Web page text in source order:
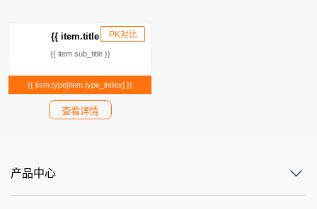
已添加
PK对比
{{ item.title }}
{{ item.sub_title }}
{{ item.type[item.type_index] }}
查看详情
产品中心